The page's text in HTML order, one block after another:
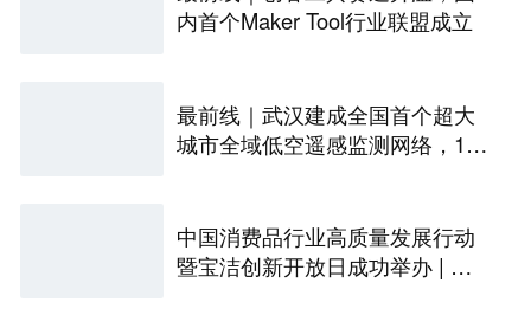
内首个Maker Tool行业联盟成立
最前线｜武汉建成全国首个超大
城市全域低空遥感监测网络，146
中国消费品行业高质量发展行动
暨宝洁创新开放日成功举办 | 最